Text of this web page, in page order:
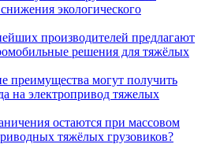
экологического
производителей предлагают
решения для тяжёлых
преимущества могут получить
на электропривод тяжелых
остаются при массовом
тяжёлых грузовиков?